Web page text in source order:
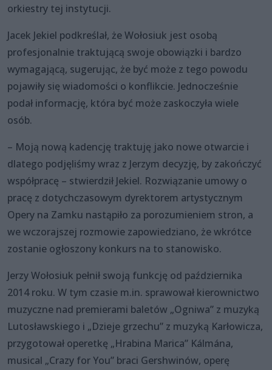
orkiestry tej instytucji.
Jacek Jekiel podkreślał, że Wołosiuk jest osobą
profesjonalnie traktującą swoje obowiązki i bardzo
wymagającą, sugerując, że być może z tego powodu
pojawiły się wiadomości o konflikcie. Jednocześnie
podał informację, która być może zaskoczyła wiele
osób.
– Moją nową kadencję traktuję jako nowe otwarcie i
dlatego podjęliśmy wraz z Jerzym decyzję, by zakończyć
współpracę – stwierdził Jekiel. Rozwiązanie umowy o
pracę z dotychczasowym dyrektorem artystycznym
Opery na Zamku nastąpiło za porozumieniem stron, a
we wczorajszej rozmowie zapowiedziano, że wkrótce
zostanie ogłoszony konkurs na to stanowisko.
Jerzy Wołosiuk pełnił swoją funkcję od października
2014 roku. W tym czasie m.in. sprawował kierownictwo
muzyczne nad premierami baletów „Ogniwa” z muzyką
Lutosławskiego i „Dzieje grzechu” z muzyką Karłowicza,
przygotował operetkę „Hrabina Marica” Kálmána,
musical „Crazy for You” braci Gershwinów, operę